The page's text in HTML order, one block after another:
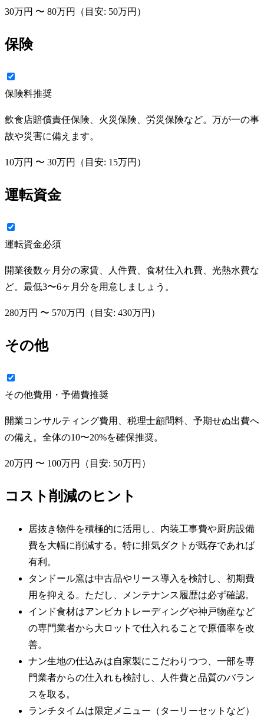
30万円 〜 80万円 （目安: 50万円 ）
保険
保険料推奨
飲食店賠償責任保険、火災保険、労災保険など。万が一の事
故や災害に備えます。
10万円 〜 30万円 （目安: 15万円 ）
運転資金
運転資金必須
開業後数ヶ月分の家賃、人件費、食材仕入れ費、光熱水費な
ど。最低3〜6ヶ月分を用意しましょう。
280万円 〜 570万円 （目安: 430万円 ）
その他
その他費用・予備費推奨
開業コンサルティング費用、税理士顧問料、予期せぬ出費へ
の備え。全体の10〜20%を確保推奨。
20万円 〜 100万円 （目安: 50万円 ）
コスト削減のヒント
居抜き物件を積極的に活用し、内装工事費や厨房設備
費を大幅に削減する。特に排気ダクトが既存であれば
有利。
タンドール窯は中古品やリース導入を検討し、初期費
用を抑える。ただし、メンテナンス履歴は必ず確認。
インド食材はアンビカトレーディングや神戸物産など
の専門業者から大ロットで仕入れることで原価率を改
善。
ナン生地の仕込みは自家製にこだわりつつ、一部を専
門業者からの仕入れも検討し、人件費と品質のバラン
スを取る。
ランチタイムは限定メニュー（ターリーセットなど）